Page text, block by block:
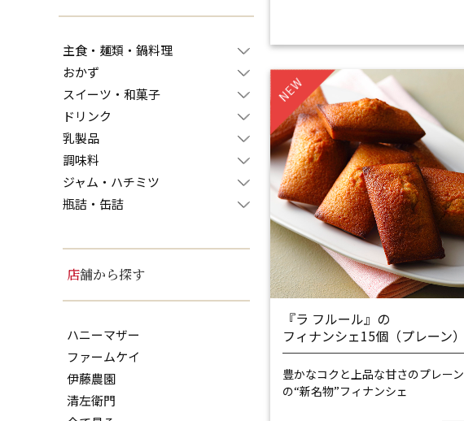
主食・麺類・鍋料理
おかず
スイーツ・和菓子
ドリンク
乳製品
調味料
ジャム・ハチミツ
瓶詰・缶詰
店舗から探す
ハニーマザー
ファームケイ
伊藤農園
清左衛門
NEW
『ラ フルール』の
フィナンシェ15個（プレーン）
豊かなコクと上品な甘さのプレーン
の“新名物”フィナンシェ